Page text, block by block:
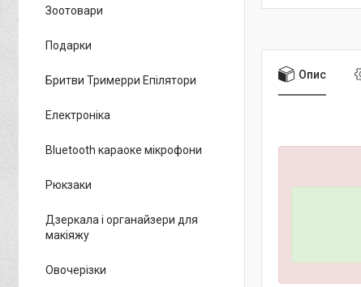
Опис
Зоотовари
Подарки
Бритви Тримерри Епілятори
Електроніка
Bluetooth караоке мікрофони
Рюкзаки
Дзеркала і органайзери для
макіяжу
Овочерізки